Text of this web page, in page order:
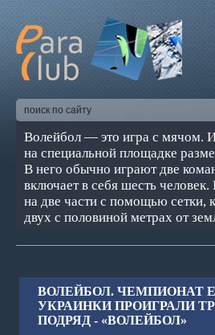
Волейбол — это игра с мячом.
на специальной площадке
В него обычно играют две
включает в себя шесть
на две части с помощью сетки,
двух с половиной метрах от
является задать такое
пролетая сетку с Вашей
мячу коснуться вашей
ВОЛЕЙБОЛ. ЧЕМПИОНАТ
УКРАИНКИ ПРОИГРАЛИ
ПОДРЯД - «ВОЛЕЙБОЛ»